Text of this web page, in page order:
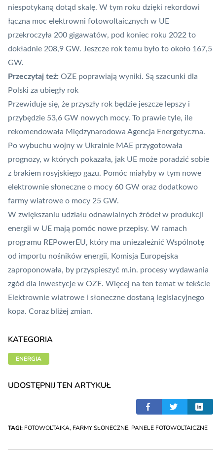
niespotykaną dotąd skalę. W tym roku dzięki rekordowi
łączna moc elektrowni fotowoltaicznych w UE
przekroczyła 200 gigawatów, pod koniec roku 2022 to
dokładnie 208,9 GW. Jeszcze rok temu było to około 167,5
GW.
Przeczytaj też: OZE poprawiają wyniki. Są szacunki dla
Polski za ubiegły rok
Przewiduje się, że przyszły rok będzie jeszcze lepszy i
przybędzie 53,6 GW nowych mocy. To prawie tyle, ile
rekomendowała Międzynarodowa Agencja Energetyczna.
Po wybuchu wojny w Ukrainie MAE przygotowała
prognozy, w których pokazała, jak UE może poradzić sobie
z brakiem rosyjskiego gazu. Pomóc miałyby w tym nowe
elektrownie słoneczne o mocy 60 GW oraz dodatkowo
farmy wiatrowe o mocy 25 GW.
W zwiększaniu udziału odnawialnych źródeł w produkcji
energii w UE mają pomóc nowe przepisy. W ramach
programu REPowerEU, który ma uniezależnić Wspólnotę
od importu nośników energii, Komisja Europejska
zaproponowała, by przyspieszyć m.in. procesy wydawania
zgód dla inwestycje w OZE. Więcej na ten temat w tekście
Elektrownie wiatrowe i słoneczne dostaną legislacyjnego
kopa. Coraz bliżej zmian.
KATEGORIA
ENERGIA
UDOSTĘPNIJ TEN ARTYKUŁ
TAGI: FOTOWOLTAIKA, FARMY SŁONECZNE, PANELE FOTOWOLTAICZNE